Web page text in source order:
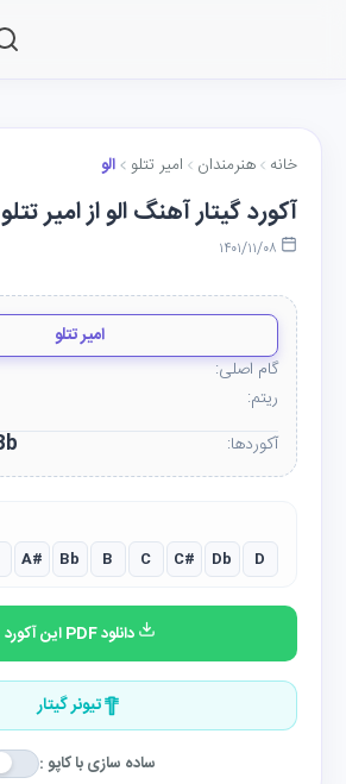
خانه هنرمندان امیر تتلو الو
آکورد گیتار آهنگ الو از امیر تتلو
امیر تتلو
گام اصلی:
ریتم:
آکوردها:
A# Bb B C C# Db D
دانلود PDF این آکورد
تیونر گیتار
ساده سازی با کاپو :